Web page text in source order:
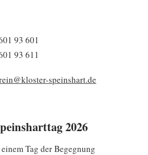
93 601
93 611
speinshart.de
2026
Tag der Begegnung